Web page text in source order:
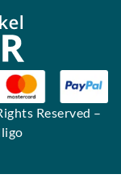
Reserved –